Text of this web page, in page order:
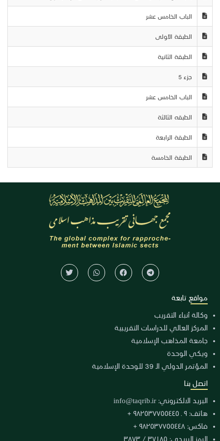
الباب الخامس عشر
الطبقة الأولى
الطبقة الثانية
جزء 5
الباب الخامس عشر
الطبقه الثالثة
الطبقة الرابعة
الطبقة الخامسة
مواقع تابعة
وكالة أنباء التقريب
المركز العالي للدراسات التقريبية
جامعة المذاهب الإسلامية
ويكي الوحدة
المؤتمر الدولي الـ 39 للوحدة الإسلامية
اتصل بنا
البريد الالكتروني: info@taqrib.ir
هاتف: ٩ ـ ٩٨٢٥٣٧٧٥٥٤٤٥ +
فاكس: ٩٨٢٥٣٧٧٥٥٤٤٨ +
الرمز البريدي: ٣٧١٨٥ / ٣٨٧٣